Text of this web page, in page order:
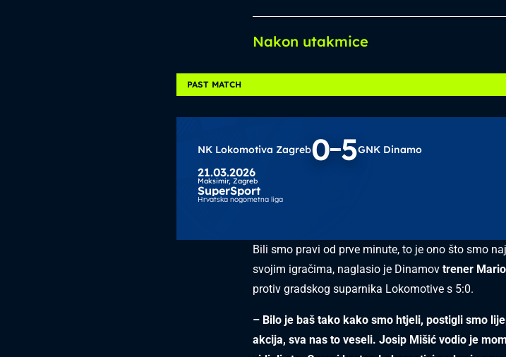
Nakon utakmice
PAST MATCH
NK Lokomotiva Zagreb0 5GNK Dinamo
21.03.2026
Maksimir, Zagreb
SuperSport
Hrvatska nogometna liga
Bili smo pravi od prve minute, to je ono što smo
svojim igračima, naglasio je Dinamov trener
protiv gradskog suparnika Lokomotive s 5:0.
– Bilo je baš tako kako smo htjeli, postigli smo
akcija, sva nas to veseli. Josip Mišić vodio je